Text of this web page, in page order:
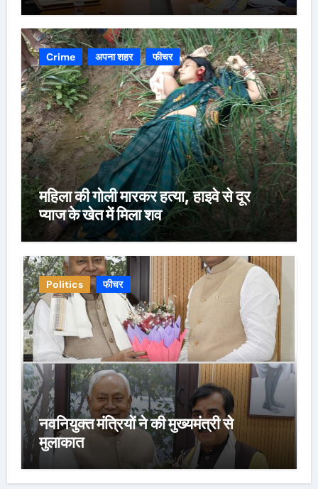
Crime अपना शहर फीचर
महिला की गोली मारकर हत्या, हाइवे से दूर
प्याज के खेत में मिला शव
Politics फीचर
नवनियुक्त मंत्रियों ने की मुख्यमंत्री से
मुलाकात